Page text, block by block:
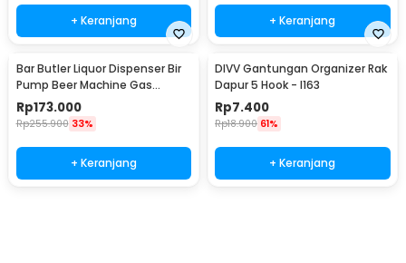
+ Keranjang + Keranjang
Bar Butler Liquor Dispenser Bir
Pump Beer Machine Gas
Station 900ml - P-36
Rp173.000
Rp255.900 33%
+ Keranjang
DIVV Gantungan Organizer Rak
Dapur 5 Hook - I163
Rp7.400
Rp18.900 61%
+ Keranjang